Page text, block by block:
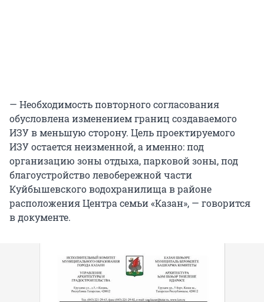
— Необходимость повторного согласования
обусловлена изменением границ создаваемого
ИЗУ в меньшую сторону. Цель проектируемого
ИЗУ остается неизменной, а именно: под
организацию зоны отдыха, парковой зоны, под
благоустройство левобережной части
Куйбышевского водохранилища в районе
расположения Центра семьи «Казан», — говорится
в документе.